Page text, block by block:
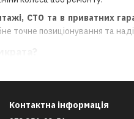
СТО та в приватних
точне позиціонування та
автомобіль.
Контактна інформація